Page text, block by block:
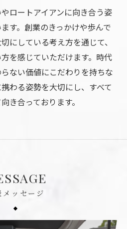
ロートアイアンに向き合う姿
す。創業のきっかけや歩んで
にしている考え方を通じて、
を感じていただけます。時代
ない価値にこだわりを持ちな
わる姿勢を大切にし、すべて
き合っております。
メッセージ